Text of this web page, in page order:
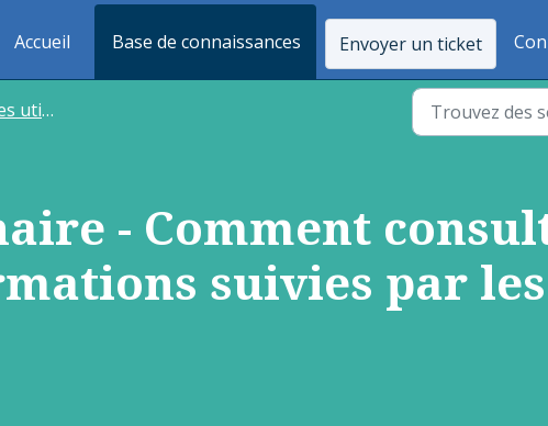
Accueil Base de connaissances Envoyer un ticket
- Comment
suivies par les